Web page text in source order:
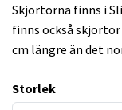
Skjortorna finns i
finns också skjortor
cm längre än det
Storlek